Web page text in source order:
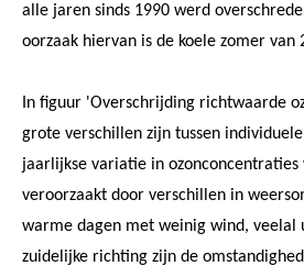
alle jaren sinds 1990 werd
oorzaak hiervan is de koele zomer van
In figuur 'Overschrijding richtwaarde
grote verschillen zijn tussen
jaarlijkse variatie in ozonconcentraties
veroorzaakt door verschillen in
warme dagen met weinig wind, veelal
zuidelijke richting zijn de